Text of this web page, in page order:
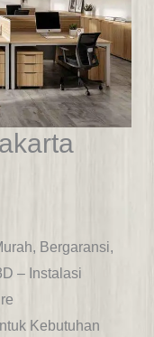
Bergaransi,
– Instalasi
Kebutuhan